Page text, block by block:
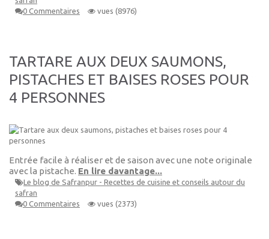
0 Commentaires
vues (8976)
TARTARE AUX DEUX SAUMONS,
PISTACHES ET BAISES ROSES POUR
4 PERSONNES
Entrée facile à réaliser et de saison avec une note originale
avec la pistache. En lire davantage...
Le blog de Safranpur - Recettes de cuisine et conseils autour du
safran
0 Commentaires
vues (2373)